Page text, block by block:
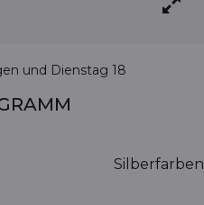
und Dienstag 18
Silberfarben